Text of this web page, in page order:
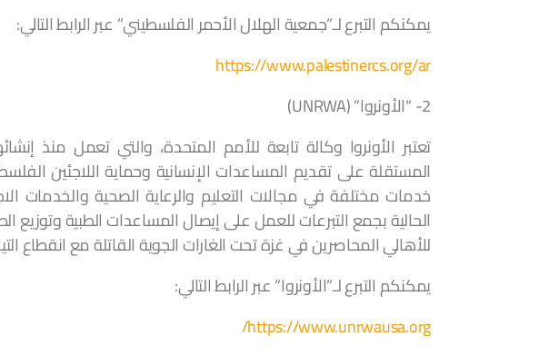
يمكنكم التبرع لـ”جمعية الهلال الأحمر الفلسطيني” عبر الرابط التالي:
https://www.palestinercs.org/ar
2- “الأونروا” (UNRWA)
المستقلة على تقديم المساعدات الإنسانية وحماية اللاجئين
خدمات مختلفة في مجالات التعليم والرعاية الصحية والخدمات
الحالية بجمع التبرعات للعمل على إيصال المساعدات الطبية وتوزيع
للأهالي المحاصرين في غزة تحت الغارات الجوية القاتلة مع انقطاع
يمكنكم التبرع لـ”الأونروا” عبر الرابط التالي:
https://www.unrwausa.org/